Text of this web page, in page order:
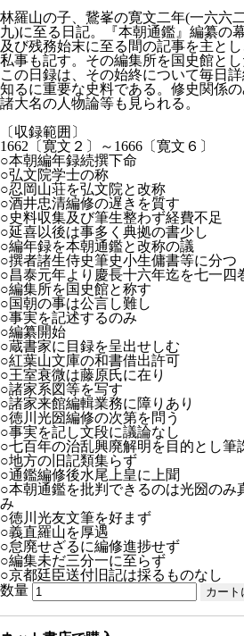
林羅山の子、鵞峯の寛文二年(一六六
九)に至る日記。『本朝通鑑』編纂の
及び残務始末に至る間の記事を主と
私事も記す。その編集所を国史館とし
この日録は、その始終について毎日
知るに重要な史料である。修史関係
諸大名の人物論等も見られる。
〔収録範囲〕
1662〔寛文２〕～1666〔寛文６〕
○本朝編年録続撰下命
○弘文院学士の称
○忍岡山荘を弘文院と改称
○酒井忠清編修の遅きを質す
○史料収集及び筆生整わず経費不足
○延喜以後は事多く典拠の書少し
○編年録を本朝通鑑と改称の議
○撰者諸生侍史筆史小生傭書等に分つ
○昌泰元年より慶長十六年迄を七一四
○編集所を国史館と称す
○国朝の事は公言し難し
○事実を記述するのみ
○編纂開始
○蔵書家に目録を呈出せしむ
○紅葉山文庫の和書借出許可
○王室衰微は藤原氏に在り
○諸家系図等を写す
○諸家来館編輯業務に障りあり
○徳川光圀編修の次第を問う
○事実を記し文段に議論なし
○七百年の治乱興廃解明を目的とし筆
○地方の旧記類集らず
○通鑑編修後水尾上皇に上聞
○本朝通鑑を批判できるのは光圀のみ
み
○徳川光友文筆を好まず
○義直羅山を厚遇
○怠廃せざるに編修進捗せず
○編集未だ三分一に至らず
○京都廷臣送付旧記は採るものなし
数量